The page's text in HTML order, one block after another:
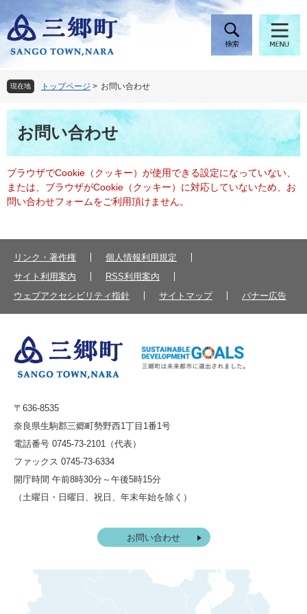
ー
ジ
頭
で
す
ニ
ュ
飛
ば
し
現在地 トップページ > お問い合わせ
本
文お問い合わせ
ブラウザでCookie（クッキー）が使用できる設定になっていない、
または、ブラウザがCookie（クッキー）に対応していないため、お
問い合わせフォームをご利用頂けません。
リンク・著作権
個人情報利用規定
サイト利用案内
RSS利用案内
ウェブアクセシビリティ指針
サイトマップ バナー広告
〒636-8535
奈良県生駒郡三郷町勢野西1丁目1番1号
電話番号 0745-73-2101（代表）
ファックス 0745-73-6334
開庁時間 午前8時30分～午後5時15分
（土曜日・日曜日、祝日、年末年始を除く）
お問い合わせ